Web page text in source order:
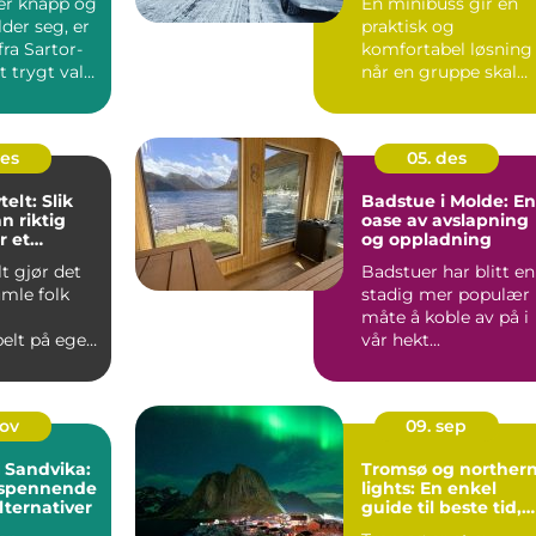
seg, er
Sartor-
trygt valg.
praktisk og
komfortabel løsning
når en gruppe skal
Slik
riktig
et
gjør det
folk
på egen
05. des
Badstue i Molde: En
oase av avslapning
og oppladning
Badstuer har blitt en
stadig mer populær
måte å koble av på i
vår hekt...
09. sep
Tromsø og
lights: En enkel
guide til beste tid,